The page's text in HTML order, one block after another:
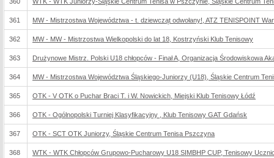
361 MW - Mistrzostwa Województwa - t. dziewcząt odwołany!, ATZ TENISPOINT
362 MW - MW - Mistrzostwa Wielkopolski do lat 18, Kostrzyński Klub Tenisowy
363 Drużynowe Mistrz. Polski U18 chłopców - Finał A, Organizacja Środowiskowa
364 MW - Mistrzostwa Województwa Śląskiego-Juniorzy (U18), Śląskie Centrum
365 OTK - V OTK o Puchar Braci T. i W. Nowickich, Miejski Klub Tenisowy Łódź
366 OTK - Ogólnopolski Turniej Klasyfikacyjny , Klub Tenisowy GAT Gdańsk
367 OTK - SCT OTK Juniorzy, Śląskie Centrum Tenisa Pszczyna
368 WTK - WTK Chłopców Grupowo-Pucharowy U18 SIMBHP CUP, Tenisowy